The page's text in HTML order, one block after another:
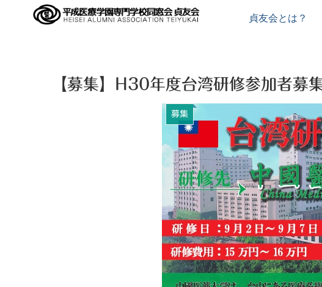
貞友会とは？
【募集】H30年度台湾研修参加者募
募集